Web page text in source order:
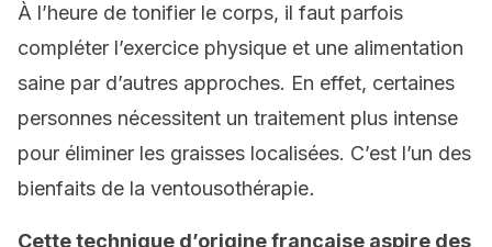
À l’heure de tonifier le corps, il faut parfois
compléter l’exercice physique et une alimentation
saine par d’autres approches. En effet, certaines
personnes nécessitent un traitement plus intense
pour éliminer les graisses localisées. C’est l’un des
bienfaits de la ventousothérapie.
Cette technique d’origine française aspire des